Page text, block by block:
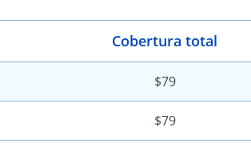
Cobertura total
$79
$79